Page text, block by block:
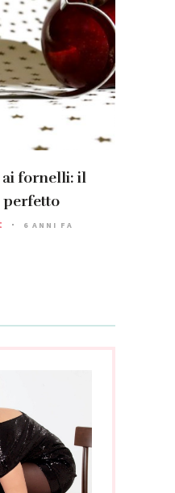
ai fornelli: il
perfetto
6 ANNI FA